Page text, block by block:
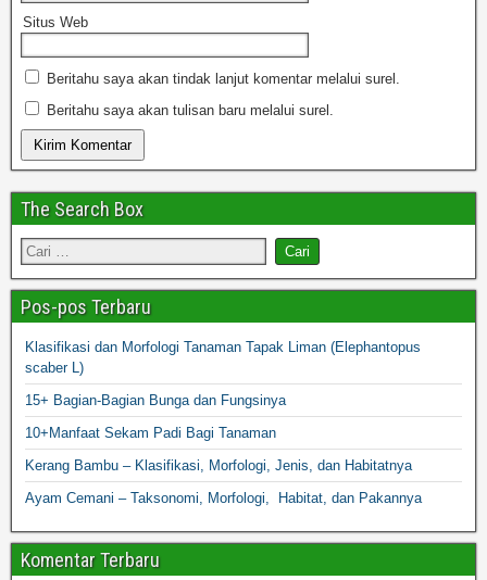
Situs Web
Beritahu saya akan tindak lanjut komentar melalui surel.
Beritahu saya akan tulisan baru melalui surel.
The Search Box
Pos-pos Terbaru
Klasifikasi dan Morfologi Tanaman Tapak Liman (Elephantopus
scaber L)
15+ Bagian-Bagian Bunga dan Fungsinya
10+Manfaat Sekam Padi Bagi Tanaman
Kerang Bambu – Klasifikasi, Morfologi, Jenis, dan Habitatnya
Ayam Cemani – Taksonomi, Morfologi, Habitat, dan Pakannya
Komentar Terbaru